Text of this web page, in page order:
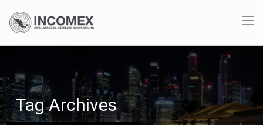
Tag Archives